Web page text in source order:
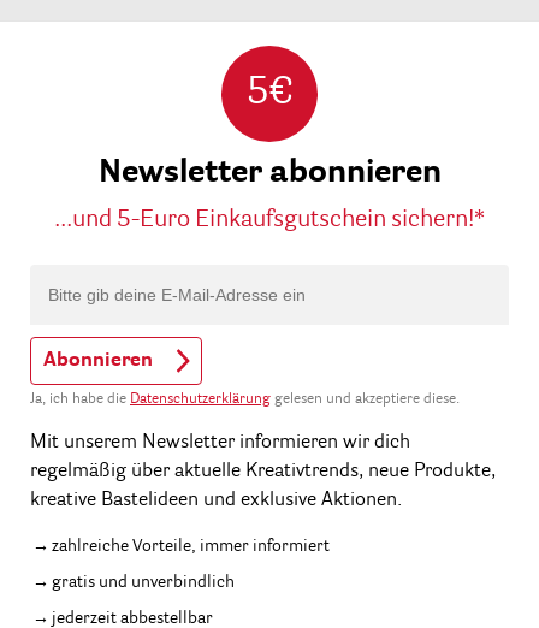
5€
Newsletter abonnieren
...und 5-Euro Einkaufsgutschein sichern!*
Abonnieren
Ja, ich habe die Datenschutzerklärung gelesen und akzeptiere diese.
Mit unserem Newsletter informieren wir dich
regelmäßig über aktuelle Kreativtrends, neue Produkte,
kreative Bastelideen und exklusive Aktionen.
zahlreiche Vorteile, immer informiert
gratis und unverbindlich
jederzeit abbestellbar